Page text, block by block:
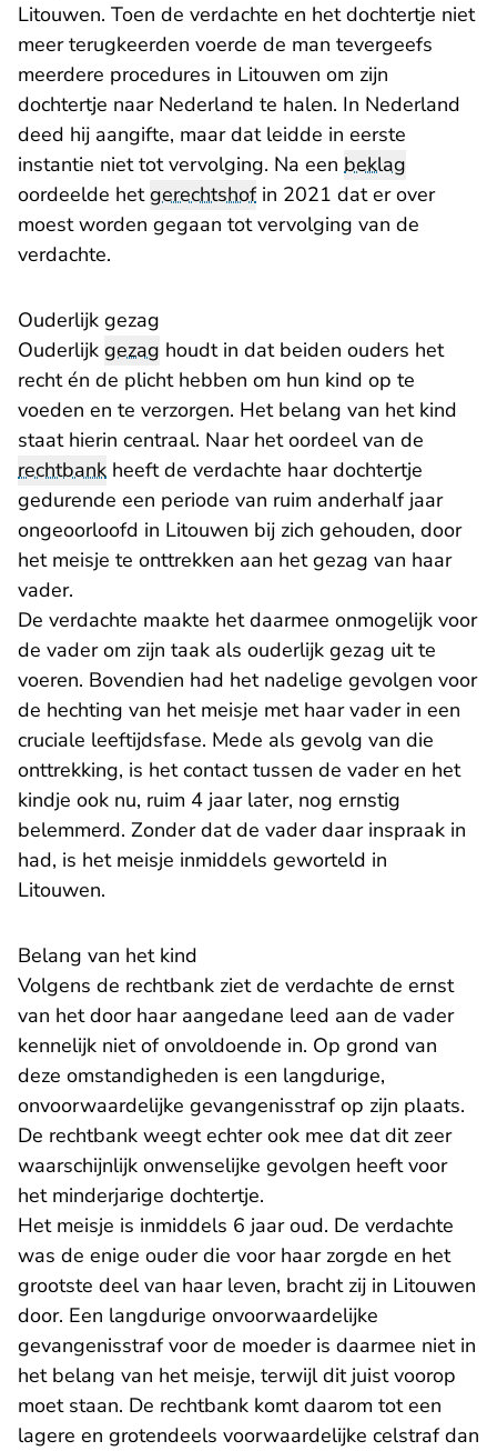
Litouwen. Toen de verdachte en het dochtertje niet
meer terugkeerden voerde de man tevergeefs
meerdere procedures in Litouwen om zijn
dochtertje naar Nederland te halen. In Nederland
deed hij aangifte, maar dat leidde in eerste
instantie niet tot vervolging. Na een beklag
oordeelde hetgerechtshofin 2021 dat er over
moest worden gegaan tot vervolging van de
verdachte.
Ouderlijk gezag
Ouderlijk gezag houdt in dat beiden ouders het
recht én de plicht hebben om hun kind op te
voeden en te verzorgen. Het belang van het kind
staat hierin centraal. Naar het oordeel van de
rechtbank heeft de verdachte haar dochtertje
gedurende een periode van ruim anderhalf jaar
ongeoorloofd in Litouwen bij zich gehouden, door
het meisje te onttrekken aan het gezag van haar
vader.
De verdachte maakte het daarmee onmogelijk voor
de vader om zijn taak als ouderlijk gezag uit te
voeren. Bovendien had het nadelige gevolgen voor
de hechting van het meisje met haar vader in een
cruciale leeftijdsfase. Mede als gevolg van die
onttrekking, is het contact tussen de vader en het
kindje ook nu, ruim 4 jaar later, nog ernstig
belemmerd. Zonder dat de vader daar inspraak in
had, is het meisje inmiddels geworteld in
Litouwen.
Belang van het kind
Volgens de rechtbank ziet de verdachte de ernst
van het door haar aangedane leed aan de vader
kennelijk niet of onvoldoende in. Op grond van
deze omstandigheden is een langdurige,
onvoorwaardelijke gevangenisstraf op zijn plaats.
De rechtbank weegt echter ook mee dat dit zeer
waarschijnlijk onwenselijke gevolgen heeft voor
het minderjarige dochtertje.
Het meisje is inmiddels 6 jaar oud. De verdachte
was de enige ouder die voor haar zorgde en het
grootste deel van haar leven, bracht zij in Litouwen
door. Een langdurige onvoorwaardelijke
gevangenisstraf voor de moeder is daarmee niet in
het belang van het meisje, terwijl dit juist voorop
moet staan. De rechtbank komt daarom tot een
lagere en grotendeels voorwaardelijke celstraf dan